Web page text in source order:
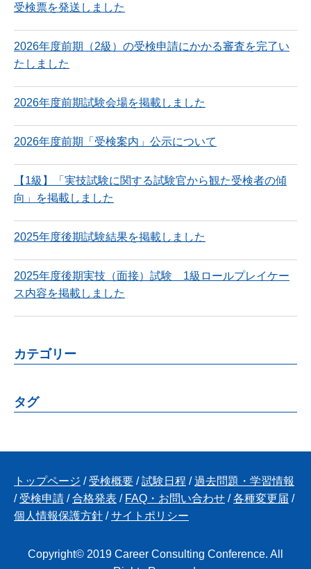
受検票を発送しました
2026年度前期（2級）の受検申請にかかる審査を完了い
たしました
2026年度前期試験会場を掲載しました
2026年度前期「受検案内」公示について
【1級】「実技試験に関する試験官から観た受検者の傾
向」を掲載しました
2025年度後期試験結果を掲載しました
2025年度後期実技（面接）試験 1級ロールプレイケー
ス内容を掲載しました
カテゴリー
タグ
トップページ / 受検概要 /試験日程 /過去問題・学習情報
/ 受検申請 /合格発表 / FAQ・お問い合わせ /各種変更届 /
個人情報保護方針 /サイトポリシー
Copyright© 2019 Career Consulting Conference. All